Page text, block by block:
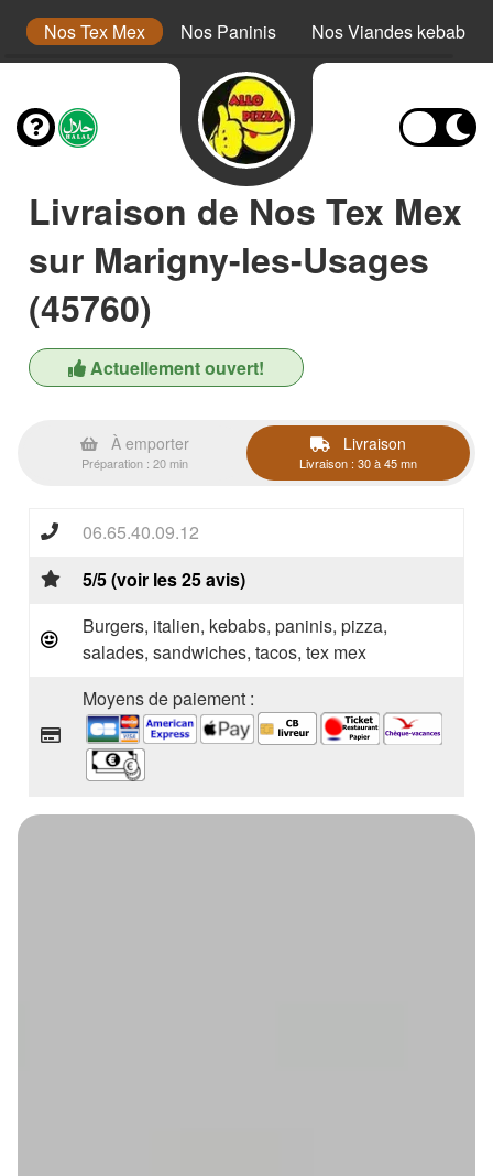
Nos Tex Mex Nos Paninis Nos Viandes kebab
Livraison de Nos Tex Mex
sur Marigny-les-Usages
(45760)
Actuellement ouvert!
À emporter
Préparation : 20 min
Livraison
Livraison : 30 à 45 mn
06.65.40.09.12
5/5 (voir les 25 avis)
Burgers, italien, kebabs, paninis, pizza,
salades, sandwiches, tacos, tex mex
Moyens de paiement :